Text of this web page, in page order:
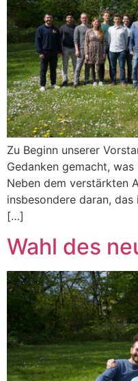
Zu Beginn unserer
Gedanken gemacht,
Neben dem verstärkten
insbesondere daran,
[…]
Wahl des